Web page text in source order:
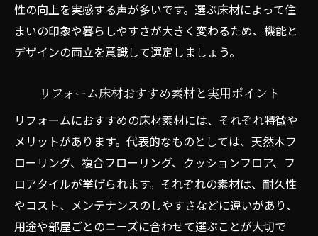
性の向上を実感する声が多いです。選ぶ床材によって住
まいの印象や暮らしやすさが大きく変わるため、機能と
デザインの両立を意識して選定しましょう。
リフォーム床材おすすめ素材と実用ポイント
リフォームにおすすめの床材素材には、それぞれ特徴や
メリットがあります。代表的なものとしては、天然木フ
ローリング、複合フローリング、クッションフロア、フ
ロアタイルが挙げられます。それぞれの素材は、耐久性
やコスト、メンテナンスのしやすさなどに違いがあり、
用途や部屋ごとのニーズに合わせて選ぶことが大切で